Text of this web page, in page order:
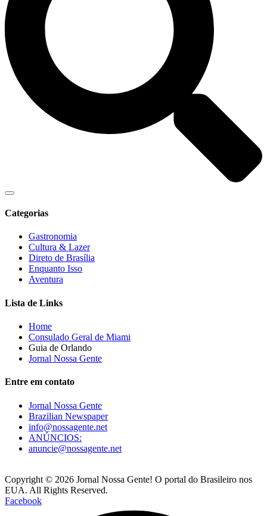
Categorias
Gastronomia
Cultura & Lazer
Direto de Brasília
Enquanto Isso
Aventura
Lista de Links
Home
Consulado Geral de Miami
Guia de Orlando
Jornal Nossa Gente
Entre em contato
Jornal Nossa Gente
Brazilian Newspaper
info@nossagente.net
ANÚNCIOS:
anuncie@nossagente.net
Copyright © 2026 Jornal Nossa Gente! O portal do Brasileiro nos
EUA. All Rights Reserved.
Facebook